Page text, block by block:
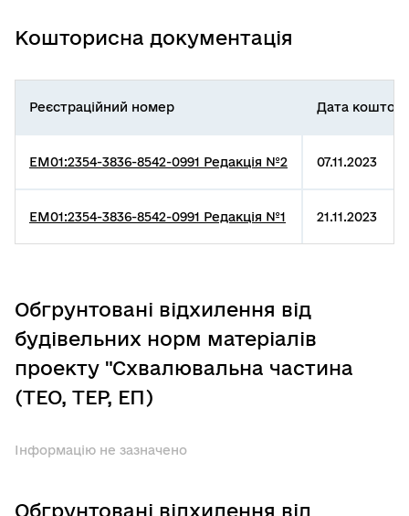
Кошторисна документація
Реєстраційний номер Дата
EM01:2354-3836-8542-0991 Редакція №2 07.11.2023
EM01:2354-3836-8542-0991 Редакція №1 21.11.2023
Обгрунтовані відхилення від
будівельних норм матеріалів
проекту "Схвалювальна частина
(ТЕО, ТЕР, ЕП)
Інформацію не зазначено
Обгрунтовані відхилення від